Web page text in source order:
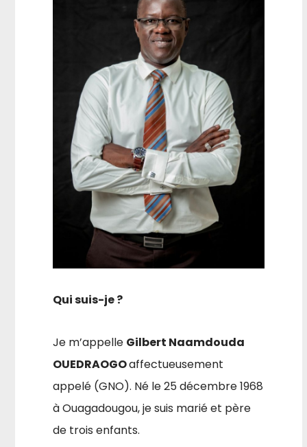
Qui suis-je ?
Je m’appelle Gilbert Naamdouda
OUEDRAOGOaffectueusement
appelé (GNO). Né le 25 décembre 1968
à Ouaga­dougou, je suis marié et père
de trois enfants.